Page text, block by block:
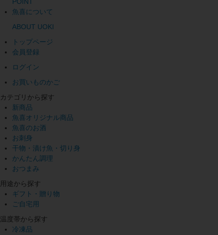
魚喜について
ABOUT UOKI
トップページ
会員登録
ログイン
お買いものかご
カテゴリから探す
新商品
魚喜オリジナル商品
魚喜のお酒
お刺身
干物・漬け魚・切り身
かんたん調理
おつまみ
用途から探す
ギフト・贈り物
ご自宅用
温度帯から探す
冷凍品